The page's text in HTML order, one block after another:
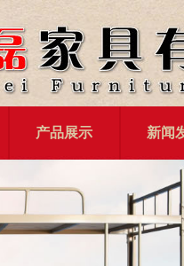
产品展示 新闻